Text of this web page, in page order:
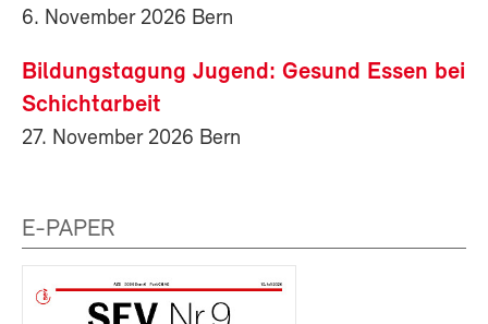
6. November 2026 Bern
Bildungstagung Jugend: Gesund Essen bei
Schichtarbeit
27. November 2026 Bern
E-PAPER